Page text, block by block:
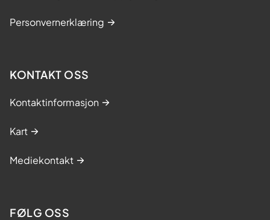
Personvernerklæring
KONTAKT OSS
Kontaktinformasjon
Kart
Mediekontakt
FØLG OSS